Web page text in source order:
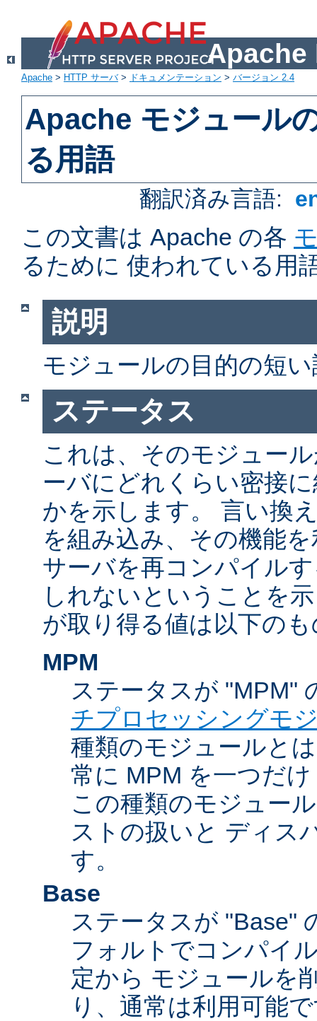
Apache
Apache > HTTP サーバ> ドキュメンテーション > バージョン 2.4
Apache モジュール
る用語
翻訳済み言語:
この文書は Apache の各
るために 使われている用
説明
モジュールの目的の短
ステータス
これは、そのモジュー
ーバにどれくらい密接
かを示します。 言い換
を組み込み、その機能
サーバを再コンパイル
しれないということを
が取り得る値は以下の
MPM
ステータスが "MPM"
チプロセッシングモ
種類のモジュールと
常に MPM を一つだ
この種類のモジュー
ストの扱いと ディス
す。
Base
ステータスが "Base"
フォルトでコンパイ
定から モジュールを
り、通常は利用可能